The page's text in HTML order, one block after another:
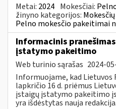
Metai: 2024 Mokesčiai:
žinyno kategorijos:
Pelno mokesčio pakeitimai
Informacinis
įstatymo pakeitimo
Web turinio sąrašas 2024-
Informuojame, kad Lietuvos
lapkričio 16 d. priėmus
įstaigų įstatymo pakeitimo
yra išdėstytas nauja